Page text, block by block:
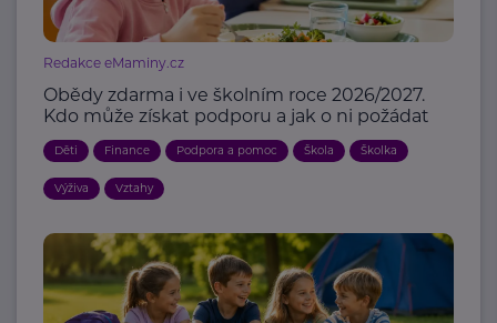
Redakce eMaminy.cz
Obědy zdarma i ve školním roce 2026/2027.
Kdo může získat podporu a jak o ni požádat
Děti Finance Podpora a pomoc Škola Školka
Výživa Vztahy